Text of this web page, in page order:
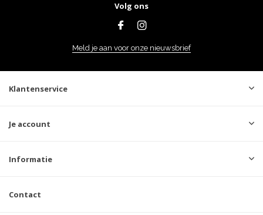
Volg ons
Meld je aan voor onze nieuwsbrief
Klantenservice
Je account
Informatie
Contact